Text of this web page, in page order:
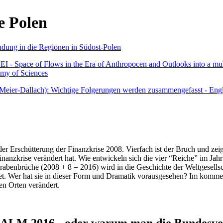
Polen
in die Regionen in Südost-Polen
Space of Flows in the Era of Anthropocen and Outlooks into a
of Sciences
Dallach): Wichtige Folgerungen werden zusammengefasst -
Erschütterung der Finanzkrise 2008. Vierfach ist der Bruch und
verändert hat. Wie entwickeln sich die vier “Reiche” im
(2008 + 8 = 2016) wird in die Geschichte der
Wer hat sie in dieser Form und Dramatik vorausgesehen? Im
Orten verändert.